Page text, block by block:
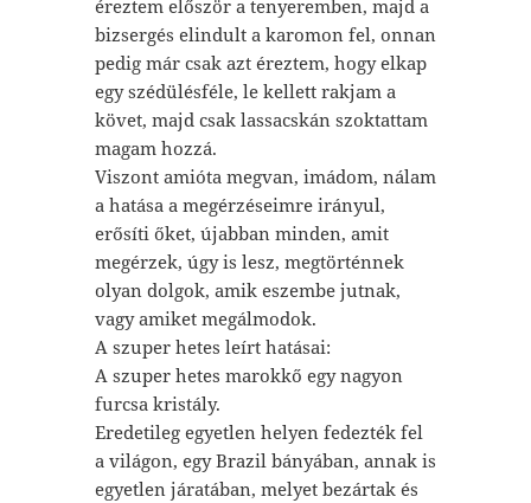
éreztem először a tenyeremben, majd a
bizsergés elindult a karomon fel, onnan
pedig már csak azt éreztem, hogy elkap
egy szédülésféle, le kellett rakjam a
követ, majd csak lassacskán szoktattam
magam hozzá.
Viszont amióta megvan, imádom, nálam
a hatása a megérzéseimre irányul,
erősíti őket, újabban minden, amit
megérzek, úgy is lesz, megtörténnek
olyan dolgok, amik eszembe jutnak,
vagy amiket megálmodok.
A szuper hetes leírt hatásai:
A szuper hetes marokkő egy nagyon
furcsa kristály.
Eredetileg egyetlen helyen fedezték fel
a világon, egy Brazil bányában, annak is
egyetlen járatában, melyet bezártak és